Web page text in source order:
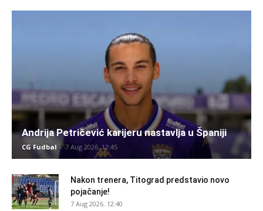
Andrija Petričević karijeru nastavlja u Španiji
CG Fudbal - 7 Aug 2026. 12:45
Nakon trenera, Titograd predstavio novo
pojačanje!
7 Aug 2026. 12:40